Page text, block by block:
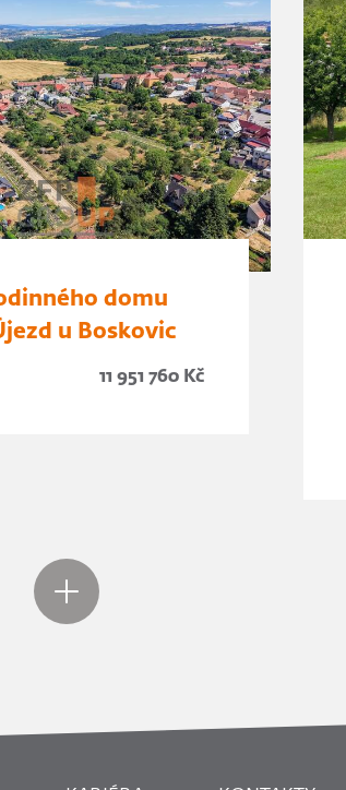
domu
u Boskovic
11 951 760 Kč